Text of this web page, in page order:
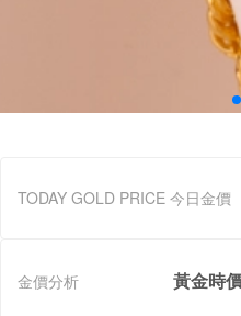
TODAY GOLD PRICE 今日金價
金價分析 黃金時